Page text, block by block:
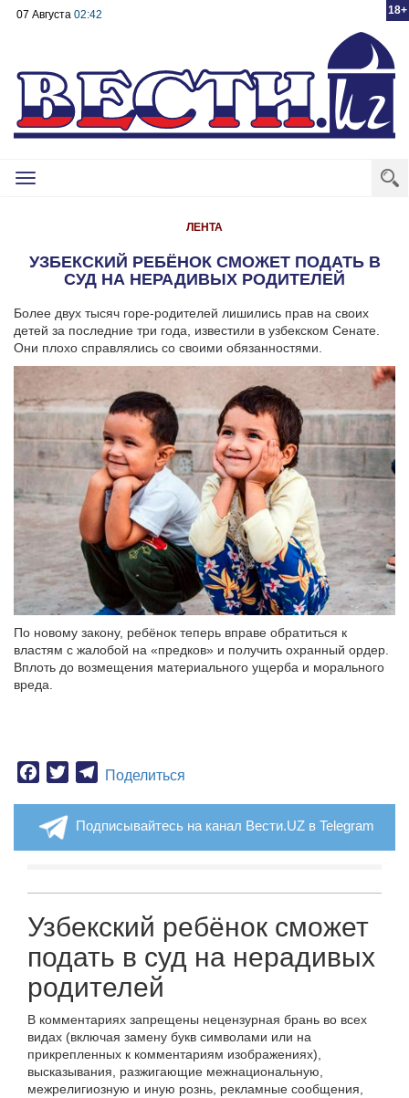
18+
07 Августа 02:42
Toggle
ЛЕНТА
УЗБЕКСКИЙ РЕБЁНОК СМОЖЕТ ПОДАТЬ В
СУД НА НЕРАДИВЫХ РОДИТЕЛЕЙ
Более двух тысяч горе-родителей лишились прав на своих
детей за последние три года, известили в узбекском Сенате.
Они плохо справлялись со своими обязанностями.
По новому закону, ребёнок теперь вправе обратиться к
властям с жалобой на «предков» и получить охранный ордер.
Вплоть до возмещения материального ущерба и морального
вреда.
Facebook
TwitterTelegram
Поделиться
Подписывайтесь на канал Вести.UZ в Telegram
Узбекский ребёнок сможет
подать в суд на нерадивых
родителей
В комментариях запрещены нецензурная брань во всех
видах (включая замену букв символами или на
прикрепленных к комментариям изображениях),
высказывания, разжигающие межнациональную,
межрелигиозную и иную рознь, рекламные сообщения,